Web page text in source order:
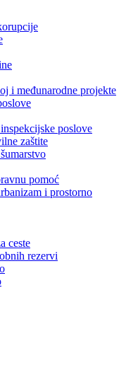
i međunarodne projekte
poslove
zaštite
pomoć
i prostorno
ceste
rezervi